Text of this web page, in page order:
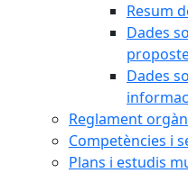
Resum
Dades
Dades
Reglament
Competències i
Plans i estudis